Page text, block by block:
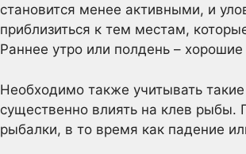
становится менее активными, и
приблизиться к тем местам,
Раннее утро или полдень –
Необходимо также учитывать
существенно влиять на клев
рыбалки, в то время как падение